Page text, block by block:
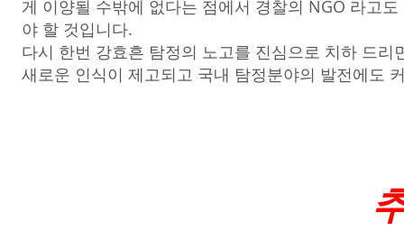
게 이양될 수밖에 없다는 점에서 경찰의 NGO 라고
야 할 것입니다.
다시 한번 강효흔 탐정의 노고를 진심으로 치하 드
새로운 인식이 제고되고 국내 탐정분야의 발전에도